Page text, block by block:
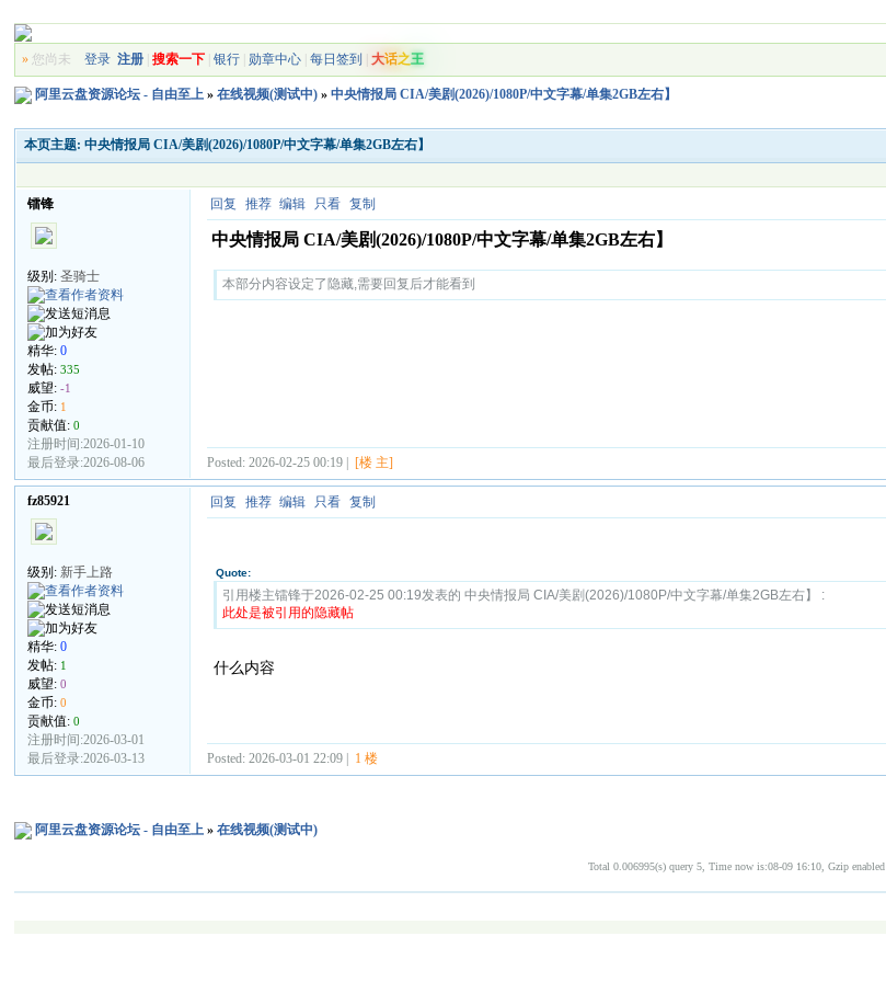
» 您尚未登录 注册 |搜索一下 |银行 勋章中心 |每日签到 |大话之王
阿里云盘资源论坛 - 自由至上 »在线视频(测试中) »中央情报局 CIA/美剧(2026)/1080P/中文字幕/单集2GB左右】
本页主题: 中央情报局 CIA/美剧(2026)/1080P/中文字幕/单集2GB左右】
镭锋
级别:圣骑士
精华:0
发帖:335
威望:-1
金币: 1
贡献值:0
注册时间:2026-01-10
最后登录:2026-08-06
回复 推荐 编辑 只看 复制
中央情报局 CIA/美剧(2026)/1080P/中文字幕/单集2GB左右】
本部分内容设定了隐藏,需要回复后才能看到
Posted: 2026-02-25 00:19 | [楼 主]
fz85921
级别: 新手上路
精华:0
发帖: 1
威望:0
金币:0
贡献值:0
注册时间:2026-03-01
最后登录:2026-03-13
回复 推荐 编辑 只看 复制
Quote:
引用楼主镭锋于2026-02-25 00:19发表的 中央情报局 CIA/美剧(2026)/1080P/中文字幕/单集2GB左右】 :
此处是被引用的隐藏帖
什么内容
Posted: 2026-03-01 22:09 | 1 楼
阿里云盘资源论坛 - 自由至上 »在线视频(测试中)
Total 0.006995(s) query 5, Time now is:08-09 16:10, Gzip enabled